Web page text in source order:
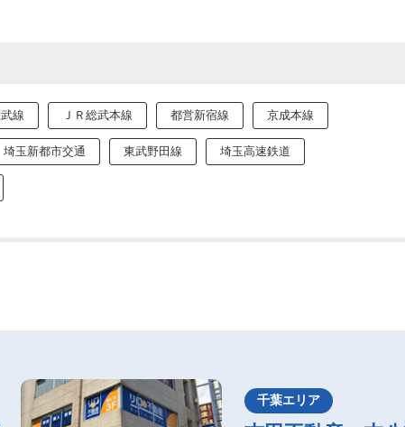
線 ＪＲ総武本線 都営新宿線 京成本線
埼玉新都市交通 東武野田線 埼玉高速鉄道
千葉エリア